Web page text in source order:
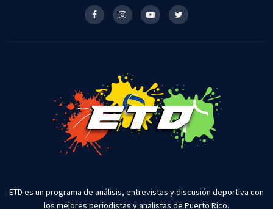
ETD es un programa de análisis, entrevistas y discusión deportiva con
los mejores periodistas y analistas de Puerto Rico.